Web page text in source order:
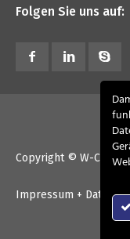
Folgen Sie uns auf:
Copyright © W-
Impressum +